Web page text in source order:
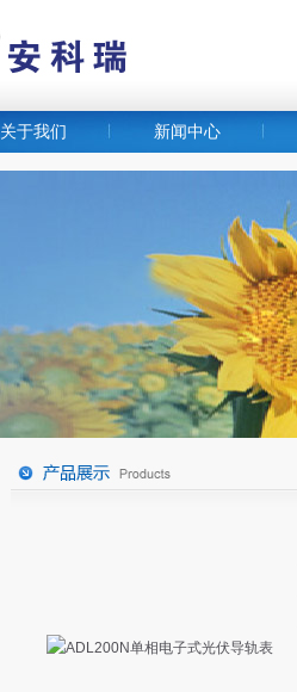
关于我们 新闻中心